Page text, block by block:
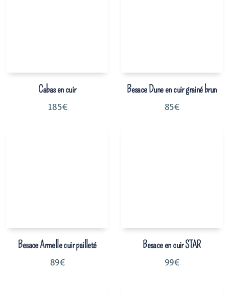
Cabas en cuir
185€
Besace Dune en cuir grainé brun
85€
Besace Armelle cuir pailleté
89€
Besace en cuir STAR
99€